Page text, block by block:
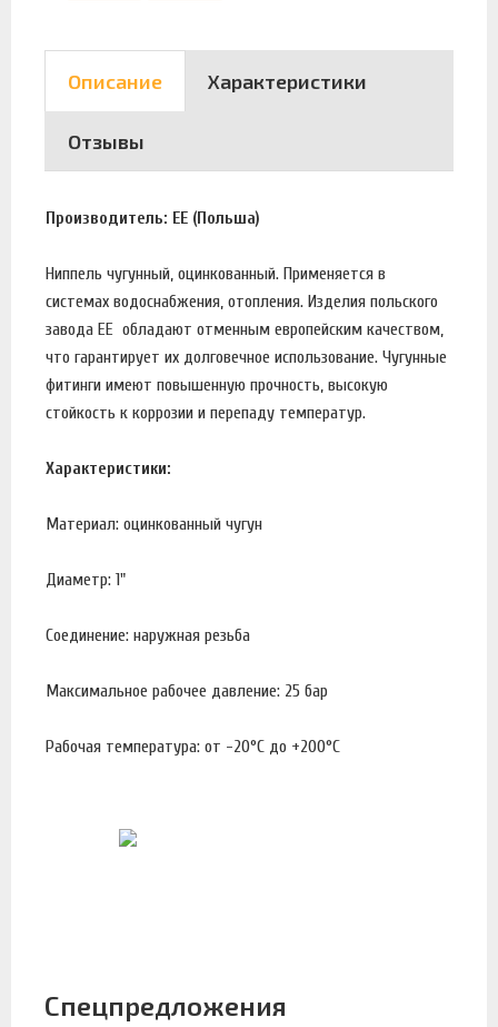
Описание Характеристики
Отзывы
Производитель: EE (Польша)
Ниппель чугунный, оцинкованный. Применяется в
системах водоснабжения, отопления. Изделия польского
завода EE обладают отменным европейским качеством,
что гарантирует их долговечное использование. Чугунные
фитинги имеют повышенную прочность, высокую
стойкость к коррозии и перепаду температур.
Характеристики:
Материал: оцинкованный чугун
Диаметр: 1"
Соединение: наружная резьба
Максимальное рабочее давление: 25 бар
Рабочая температура: от -20°С до +200°С
Спецпредложения